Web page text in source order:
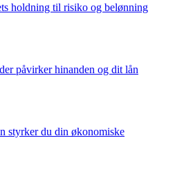
holdning til risiko og belønning
påvirker hinanden og dit lån
styrker du din økonomiske